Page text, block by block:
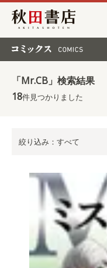
秋田書店
「Mr.CB」検索結果
18件見つかりました
絞り込み：すべて